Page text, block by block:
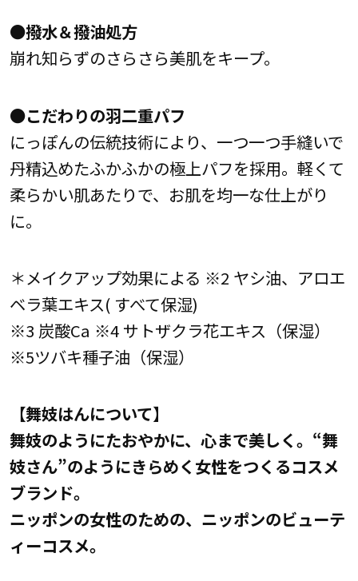
●撥水＆撥油処方
崩れ知らずのさらさら美肌をキープ。
●こだわりの羽二重パフ
にっぽんの伝統技術により、一つ一つ手縫いで
丹精込めたふかふかの極上パフを採用。軽くて
柔らかい肌あたりで、お肌を均一な仕上がり
に。
＊メイクアップ効果による ※2 ヤシ油、アロエ
ベラ葉エキス( すべて保湿)
※3 炭酸Ca ※4 サトザクラ花エキス（保湿）
※5ツバキ種子油（保湿）
【舞妓はんについて】
舞妓のようにたおやかに、心まで美しく。“舞
妓さん”のようにきらめく女性をつくるコスメ
ブランド。
ニッポンの女性のための、ニッポンのビューテ
ィーコスメ。